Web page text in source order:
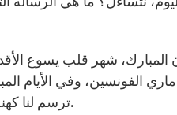
الفونسين، وفي الأيام
ترسم لنا كهنة يعملون على خلاص نفوسنا.